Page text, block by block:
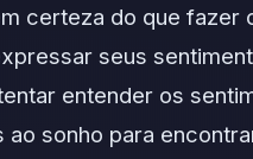
certeza do que fazer
seus
entender os
ao sonho para